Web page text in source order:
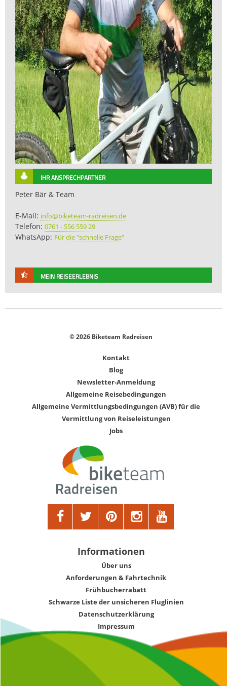
IHR ANSPRECHPARTNER
Peter Bär & Team
E-Mail: info@biketeam-radreisen.de
Telefon: 0761 - 556 559 29
WhatsApp: Für die "schnelle Frage"
MEIN REISEERLEBNIS
© 2026 Biketeam Radreisen
Kontakt
Blog
Newsletter-Anmeldung
Allgemeine Reisebedingungen
Allgemeine Vermittlungsbedingungen (AVB) für die
Vermittlung von Reiseleistungen
Jobs
Informationen
Über uns
Anforderungen & Fahrtechnik
Frühbucherrabatt
Schwarze Liste der unsicheren Fluglinien
Datenschutzerklärung
Impressum